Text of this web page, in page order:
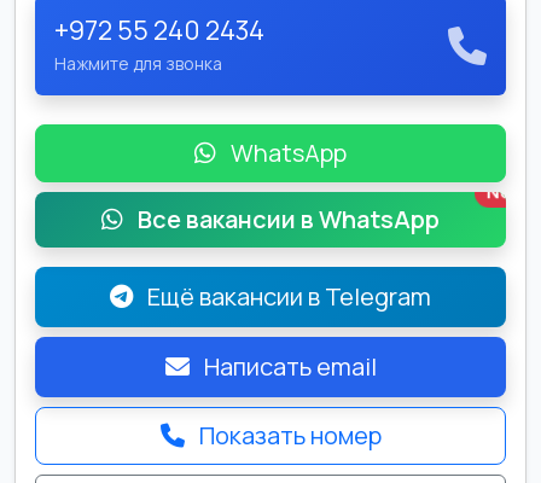
+972 55 240 2434
Нажмите для звонка
WhatsApp
Все вакансии в WhatsApp
New
Ещё вакансии в Telegram
Написать email
Показать номер